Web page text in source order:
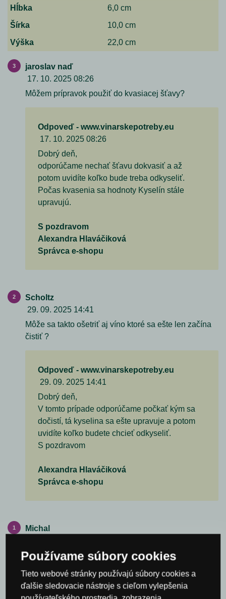
Hĺbka
6,0 cm
Šírka
10,0 cm
Výška
22,0 cm
jaroslav naď
17. 10. 2025 08:26
Môžem prípravok použiť do kvasiacej šťavy?
Odpoveď - www.vinarskepotreby.eu
17. 10. 2025 08:26
Dobrý deň,
odporúčame nechať šťavu dokvasiť a až
potom uvidíte koľko bude treba odkyseliť.
Počas kvasenia sa hodnoty Kyselín stále
upravujú.
S pozdravom
Alexandra Hlaváčiková
Správca e-shopu
Scholtz
29. 09. 2025 14:41
Môže sa takto ošetriť aj víno ktoré sa ešte len začína
čistiť ?
Odpoveď - www.vinarskepotreby.eu
29. 09. 2025 14:41
Dobrý deň,
V tomto prípade odporúčame počkať kým sa
dočistí, tá kyselina sa ešte upravuje a potom
uvidíte koľko budete chcieť odkyseliť.
S pozdravom
Alexandra Hlaváčiková
Správca e-shopu
Michal
Po pridaní Bianco neve do vína,po dvoch troch dňoch
množstvo naraz ako 130g napríklad trojnásobne
množstvo naraz? Čakám na odpoveď. Ďakujem.
Používame súbory cookies
Tieto webové stránky používajú súbory cookies a
ďalšie sledovacie nástroje s cieľom vylepšenia